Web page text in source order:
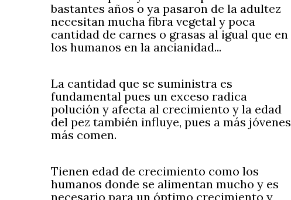
bastantes años o ya pasaron de la adultez
necesitan mucha fibra vegetal y poca
cantidad de carnes o grasas al igual que en
los humanos en la ancianidad...
La cantidad que se suministra es
fundamental pues un exceso radica
polución y afecta al crecimiento y la edad
del pez también influye, pues a más jóvenes
más comen.
Tienen edad de crecimiento como los
humanos donde se alimentan mucho y es
necesario para un óptimo crecimiento y